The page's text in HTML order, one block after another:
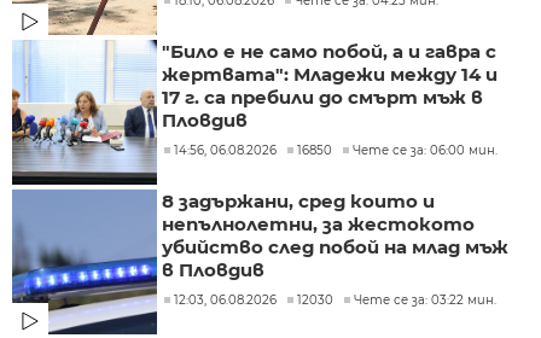
"Било е не само побой, а и гавра с
жертвата": Младежи между 14 и
17 г. са пребили до смърт мъж в
Пловдив
14:56, 06.08.2026 16850 Чете се за: 06:00 мин.
8 задържани, сред които и
непълнолетни, за жестокото
убийство след побой на млад мъж
в Пловдив
12:03, 06.08.2026 12030 Чете се за: 03:22 мин.